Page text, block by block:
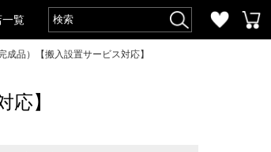
一覧
品）【搬入設置サービス対応】
】